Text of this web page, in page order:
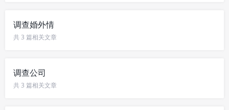
调查婚外情
共 3 篇相关文章
调查公司
共 3 篇相关文章